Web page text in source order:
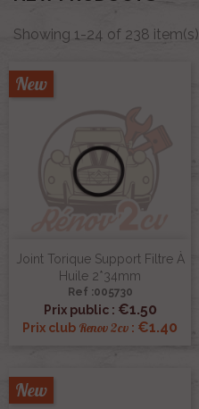
Showing 1-24 of 238 item(s)
Joint Torique Support Filtre À
Huile 2*34mm
Ref :005730
Prix public : €1.50
Prix club Renov 2cv : €1.40
New
New